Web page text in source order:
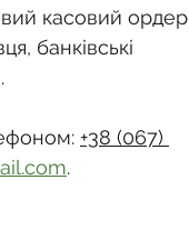
касовий ордер
банківські
+38 (067)
.